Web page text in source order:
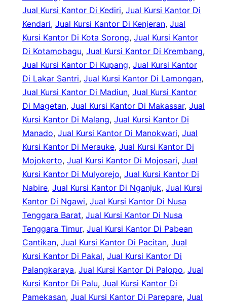
Jual Kursi Kantor Di Kediri, Jual Kursi Kantor Di
Kendari, Jual Kursi Kantor Di Kenjeran, Jual
Kursi Kantor Di Kota Sorong, Jual Kursi Kantor
Di Kotamobagu, Jual Kursi Kantor Di Krembang
Jual Kursi Kantor Di Kupang, Jual Kursi Kantor
Di Lakar Santri, Jual Kursi Kantor Di Lamongan
Jual Kursi Kantor Di Madiun, Jual Kursi Kantor
Di Magetan, Jual Kursi Kantor Di Makassar, Jual
Kursi Kantor Di Malang, Jual Kursi Kantor Di
Manado, Jual Kursi Kantor Di Manokwari, Jual
Kursi Kantor Di Merauke, Jual Kursi Kantor Di
Mojokerto, Jual Kursi Kantor Di Mojosari, Jual
Kursi Kantor Di Mulyorejo, Jual Kursi Kantor Di
Nabire, Jual Kursi Kantor Di Nganjuk, Jual Kursi
Kantor Di Ngawi, Jual Kursi Kantor Di Nusa
Tenggara Barat, Jual Kursi Kantor Di Nusa
Tenggara Timur, Jual Kursi Kantor Di Pabean
Cantikan, Jual Kursi Kantor Di Pacitan, Jual
Kursi Kantor Di Pakal, Jual Kursi Kantor Di
Palangkaraya, Jual Kursi Kantor Di Palopo, Jual
Kursi Kantor Di Palu, Jual Kursi Kantor Di
Pamekasan, Jual Kursi Kantor Di Parepare, Jual